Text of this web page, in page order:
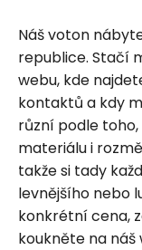
Náš voton
republice. Stačí
webu, kde
kontaktů a kdy
různí podle
materiálu i
takže si tady
levnějšího nebo
konkrétní cena,
koukněte na náš